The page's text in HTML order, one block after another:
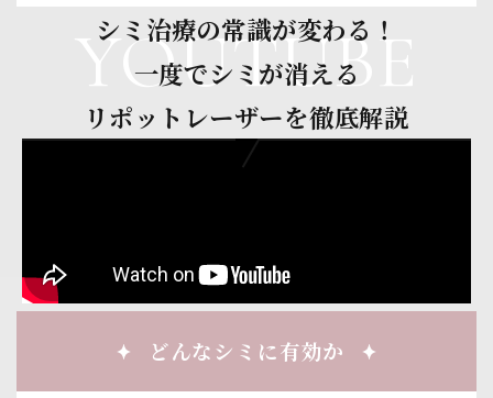
シミ治療の常識が変わる！
一度でシミが消える
リポットレーザーを徹底解説
YOUTUBE
どんなシミに有効か